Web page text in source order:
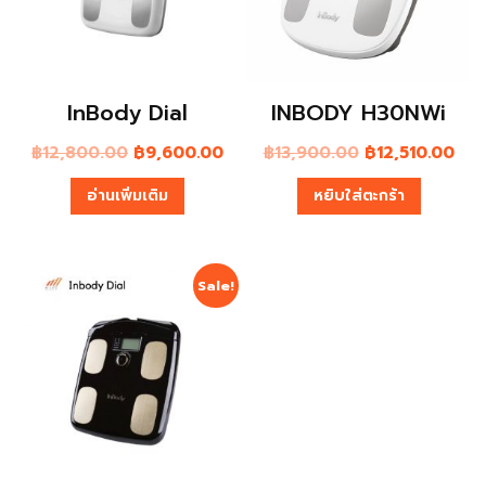
InBody Dial
฿12,800.00 ฿9,600.00
อ่านเพิ่มเติม
INBODY H30NWi
฿13,900.00 ฿12,510.00
หยิบใส่ตะกร้า
Sale!